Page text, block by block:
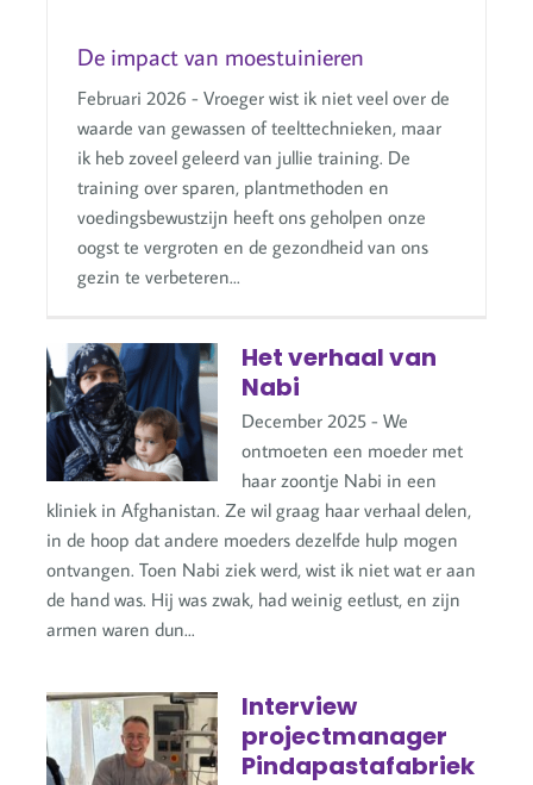
De impact van moestuinieren
Februari 2026 - Vroeger wist ik niet veel over de
waarde van gewassen of teelttechnieken, maar
ik heb zoveel geleerd van jullie training. De
training over sparen, plantmethoden en
voedingsbewustzijn heeft ons geholpen onze
oogst te vergroten en de gezondheid van ons
gezin te verbeteren...
Het verhaal van
Nabi
December 2025 - We
ontmoeten een moeder met
haar zoontje Nabi in een
kliniek in Afghanistan. Ze wil graag haar verhaal delen,
in de hoop dat andere moeders dezelfde hulp mogen
ontvangen. Toen Nabi ziek werd, wist ik niet wat er aan
de hand was. Hij was zwak, had weinig eetlust, en zijn
armen waren dun...
Interview
projectmanager
Pindapastafabriek